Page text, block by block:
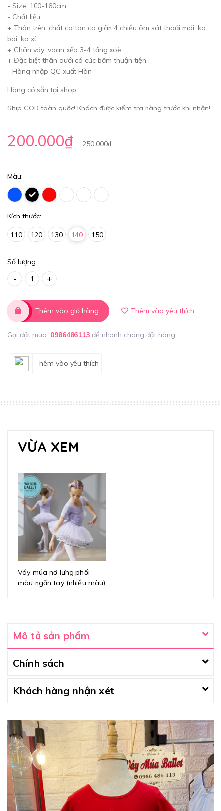
- Size: 100-160cm
- Chất liệu:
+ Thân trên: chất cotton co giãn 4 chiều ôm sát thoải mái, ko
bai, ko xù
+ Chân váy: voan xếp 3-4 tầng xoè
+ Đặc biệt thân dưới có cúc bấm thuận tiện
- Hàng nhập QC xuất Hàn
Hàng có sẵn tại shop
Ship COD toàn quốc! Khách được kiểm tra hàng trước khi nhận!
200.000₫ 250.000₫
Màu:
Kích thước:
110 120 130 140 150
Số lượng:
- +
Thêm vào giỏ hàng Thêm vào yêu thích
Gọi đặt mua: 0986486113 để nhanh chóng đặt hàng
Thêm vào yêu thích
VỪA XEM
Váy múa nơ lưng phối
màu ngắn tay (nhiều màu)
Mô tả sản phẩm
Chính sách
Khách hàng nhận xét